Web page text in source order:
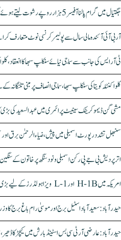
جگتیال میں گرام پالنا آفیسر 5 ہزار روپے رشوت لیتے ہوئے گرفتار
آر بی آئی آئندہ مالی سال سے پولیمر کرنسی نوٹ متعارف
ٹی آر ایس کی جانب سے سماجی نیائے سنکلپ سبھا کا انعقاد،
کلواکنٹلہ کویتا کی سنکلپ سبھا، سماجی انصاف پر مبنی تلنگانہ
مشی گن ڈیموکریٹک سینیٹ پرائمری میں عبدالسعید کی بڑی
سنبھل تشدد رپورٹ اسمبلی میں پیش، ضیاء الرحمٰن برق
اتر پردیش بی جے پی رکن اسمبلی ونود سنگھ پر خاتون کے
امریکہ میں H-1B اور L-1 ویزا ہولڈرز کے لیے بڑی راحت، اب ملک چھوڑے بغیر ویزا تجدید ممکن
حیدرآباد: سعیدآباد اسٹیل برج اور موسیٰ رام باغ برج کا
حیدرآباد: عارضی آر ٹی سی بس اسٹینڈ بارش میں کیچڑ کا